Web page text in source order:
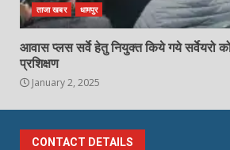
ताजा खबर धामपुर
आवास प्लस सर्वे हेतु नियुक्त किये गये सर्वेयरो को
प्रशिक्षण
January 2, 2025
CONTACT DETAILS